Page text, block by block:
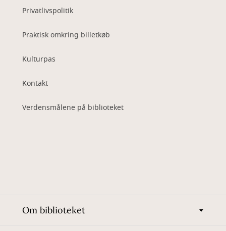
Privatlivspolitik
Praktisk omkring billetkøb
Kulturpas
Kontakt
Verdensmålene på biblioteket
Om biblioteket